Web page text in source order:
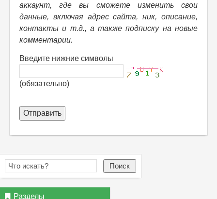
аккаунт, где вы сможете изменить свои
данные, включая адрес сайта, ник, описание,
контакты и т.д., а также подписку на новые
комментарии.
Введите нижние символы
(обязательно)
Отправить
Поиск
Разделы